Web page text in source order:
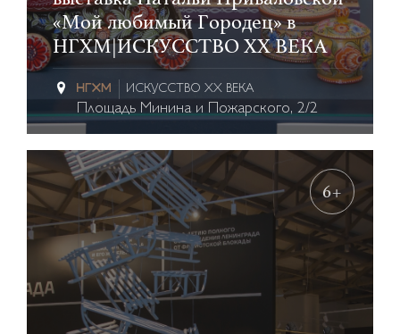
«Мой любимый Городец» в
НГХМ|ИСКУССТВО XX ВЕКА
ИСКУССТВО XX ВЕКА
Площадь Минина и Пожарского, 2/2
6+